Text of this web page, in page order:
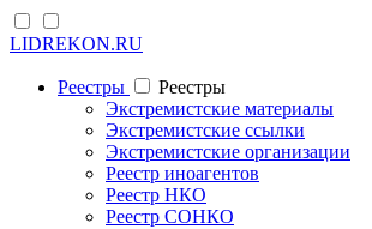
LIDREKON.RU
Реестры
Реестры
Экстремистские материалы
Экстремистские ссылки
Экстремистские организации
Реестр иноагентов
Реестр НКО
Реестр СОНКО